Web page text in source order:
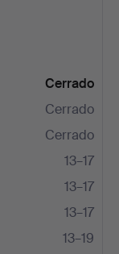
Cerrado
Cerrado
Cerrado
13–17
13–17
13–17
13–19